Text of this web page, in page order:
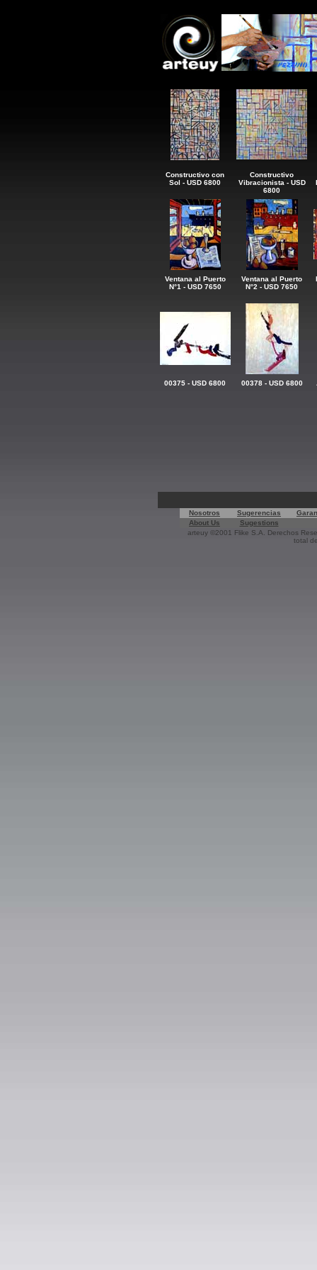
Constructivo con
Sol - USD 6800
Constructivo
Vibracionista - USD
6800
Ventana al Puerto
N°1 - USD 7650
Ventana al Puerto
N°2 - USD 7650
00375 - USD 6800 00378 - USD 6800
Nosotros Sugerencias
About Us
Sugestions
arteuy ©2001 Flike S.A. Derechos
total